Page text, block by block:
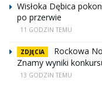
Wisłoka Dębica
po przerwie
11 GODZIN TEMU
ZDJĘCIA
Rockowa
Znamy wyniki
13 GODZIN TEMU